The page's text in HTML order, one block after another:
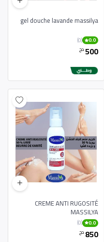
gel douche lavande massilya
0.0
(0)
500دج
CREME ANTI RUGOSITÉ
MASSILYA
0.0
(0)
850 دج